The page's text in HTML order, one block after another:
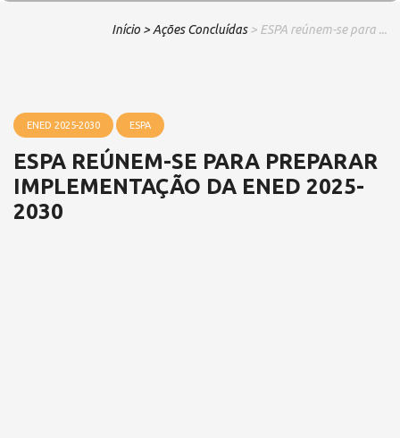
Início > Ações Concluídas > ESPA reúnem-se para ...
ENED 2025-2030 ESPA
ESPA REÚNEM-SE PARA PREPARAR
IMPLEMENTAÇÃO DA ENED 2025-
2030